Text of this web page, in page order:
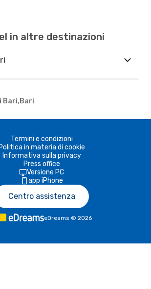
in altre destinazioni
Bari,Bari
Termini e condizioni
Politica in materia di cookie
Informativa sulla privacy
Press office
Versione PC
app iPhone
Centro assistenza
eDreams © 2026